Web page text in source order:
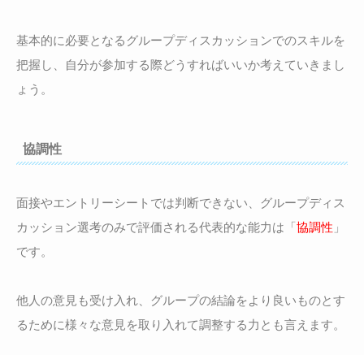
基本的に必要となるグループディスカッションでのスキルを
把握し、自分が参加する際どうすればいいか考えていきまし
ょう。
協調性
面接やエントリーシートでは判断できない、グループディス
カッション選考のみで評価される代表的な能力は「協調性 」
です。
他人の意見も受け入れ、グループの結論をより良いものとす
るために様々な意見を取り入れて調整する力とも言えます。